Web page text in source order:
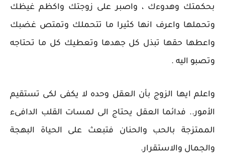
بحكمتك وهدوءك ، واصبر على زوجتك واكظم غيظك
وتحملها واعرف انها كثيرا ما تتحملك وتمتص غضبك
واعطها حقها تبذل كل جهدها وتعطيك كل ما تحتاجه
وتصبو اليه .
واعلم ايها الزوج بأن العقل وحده لا يكفى لكى تستقيم
الأمور.. فدائما العقل يحتاج الى لمسات القلب الدافىء
الممتزجة بالحب والحنان فتبعث على الحياة البهجة
والجمال والاستقرار.